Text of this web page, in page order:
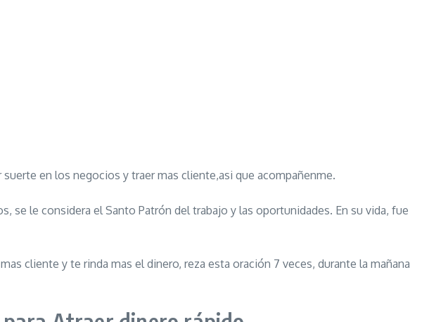
en los negocios y traer mas cliente,asi que acompañenme.
se le considera el Santo Patrón del trabajo y las oportunidades. En su vida, fue
cliente y te rinda mas el dinero, reza esta oración 7 veces, durante la mañana